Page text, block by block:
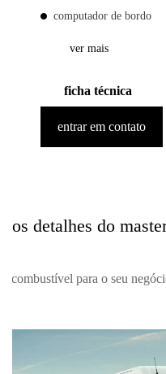
computador de bordo
ver mais
ficha técnica
entrar em contato
os detalhes do
combustível para o seu